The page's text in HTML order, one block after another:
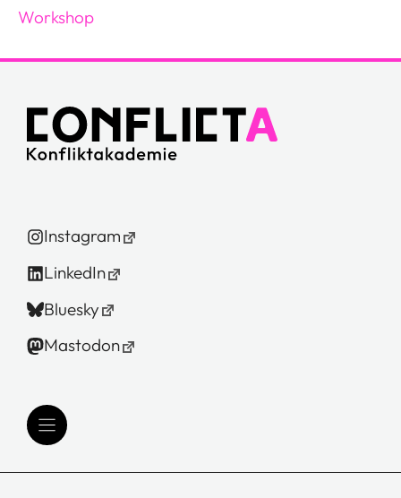
Workshop
Instagram
LinkedIn
Bluesky
Mastodon